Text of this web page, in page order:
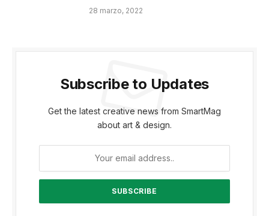
28 marzo, 2022
Subscribe to Updates
Get the latest creative news from SmartMag
about art & design.